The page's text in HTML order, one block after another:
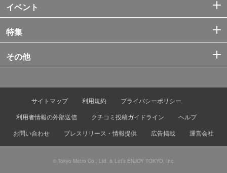
イベント
特集
その他
サイトマップ 利用規約
プライバシーポリシー
利用者情報の外部送信
クチコミ投稿ガイドライン
ヘルプ
お問い合わせ
プレスリリース・情報提供 広告掲載 運営会社
© Tokyo Metro Co., Ltd. & Let’s ENJOY TOKYO, Inc.